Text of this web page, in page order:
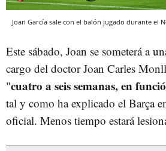
Joan García sale con el balón jugado durante el
Este sábado, Joan se someterá a
cargo del doctor Joan Carles
"cuatro a seis semanas, en
tal y como ha explicado el Barça
oficial. Menos tiempo estará